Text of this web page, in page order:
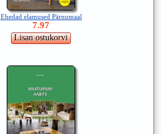
Ehedad elamused Pärnumaal
7.97